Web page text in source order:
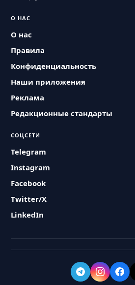
О НАС
О нас
Правила
Конфиденциальность
Наши приложения
Реклама
Редакционные стандарты
СОЦСЕТИ
Telegram
Instagram
Facebook
Twitter/X
LinkedIn